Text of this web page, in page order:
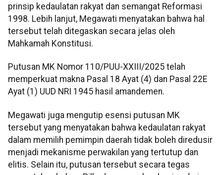
prinsip kedaulatan rakyat dan semangat Reformasi
1998. Lebih lanjut, Megawati menyatakan bahwa hal
tersebut telah ditegaskan secara jelas oleh
Mahkamah Konstitusi.
Putusan MK Nomor 110/PUU-XXIII/2025 telah
memperkuat makna Pasal 18 Ayat (4) dan Pasal 22E
Ayat (1) UUD NRI 1945 hasil amandemen.
Megawati juga mengutip esensi putusan MK
tersebut yang menyatakan bahwa kedaulatan rakyat
dalam memilih pemimpin daerah tidak boleh diredusir
menjadi mekanisme perwakilan yang tertutup dan
elitis. Selain itu, putusan tersebut secara tegas